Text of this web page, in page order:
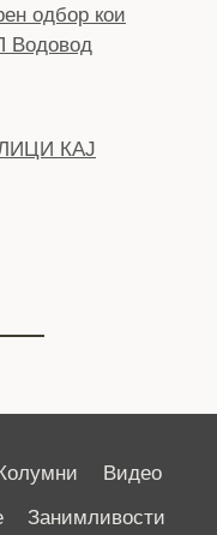
КАЈ
НА ГРАДОТ
Видео
Занимливости